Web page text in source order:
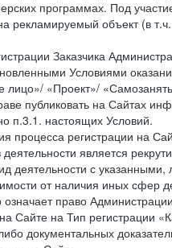
программах. Под
рекламируемый объект (в
Заказчика
Условиями
лицо»/ «Проект»/
публиковать на Сайтах
п.3.1. настоящих Условий.
процесса регистрации на
является
деятельности с
от наличия иных сфер
означает право
Сайте на Тип регистрации
документальных